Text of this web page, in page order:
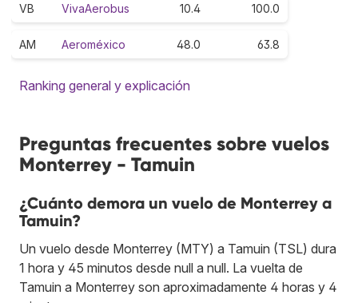
VB VivaAerobus 10.4 100.0
AM Aeroméxico 48.0 63.8
Ranking general y explicación
Preguntas frecuentes sobre vuelos
Monterrey - Tamuin
¿Cuánto demora un vuelo de Monterrey a
Tamuin?
Un vuelo desde Monterrey (MTY) a Tamuin (TSL) dura
1 hora y 45 minutos desde null a null. La vuelta de
Tamuin a Monterrey son aproximadamente 4 horas y 4